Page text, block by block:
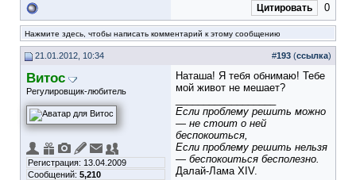
Цитировать 0
Нажмите здесь, чтобы написать комментарий к этому сообщению
21.01.2012, 10:34 #193 (ссылка)
Витос
Регулировщик-любитель
Регистрация: 13.04.2009
Сообщений: 5,210
Наташа! Я тебя обнимаю! Тебе
мой живот не мешает?
Если проблему решить можно
— не стоит о ней
беспокоиться,
Если проблему решить нельзя
— беспокоиться бесполезно.
Далай-Лама XIV.